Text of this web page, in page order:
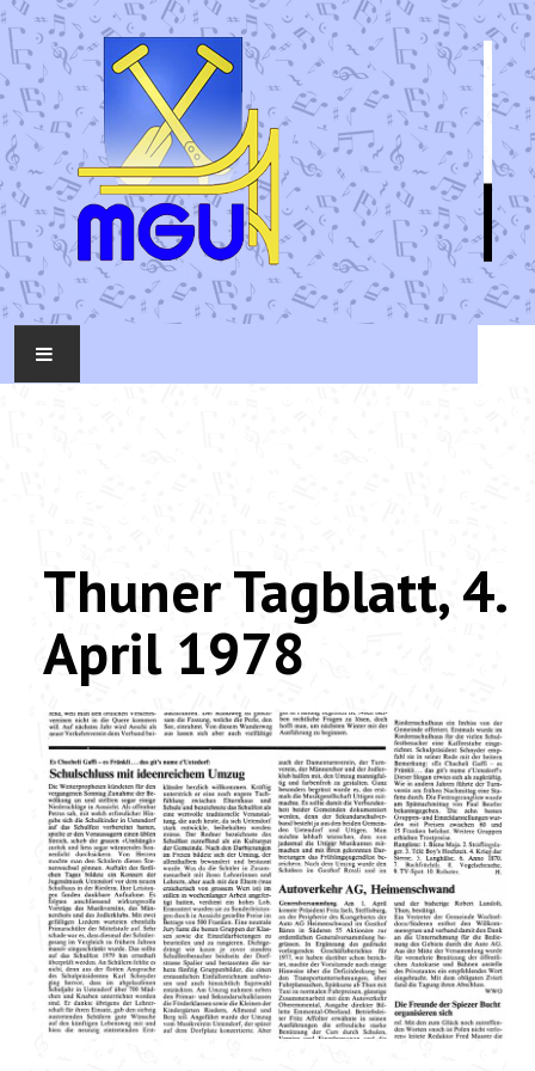
NEUIGKEITEN
TERMINE
LINKS
Facebook
Twitter
Email
WhatsApp
LinkedIn
Snapchat
Skype
Thuner Tagblatt, 4.
April 1978